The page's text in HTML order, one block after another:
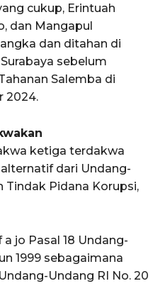
cukup, Erintuah
dan Mangapul
dan ditahan di
sebelum
Salemba di
2024.
ketiga terdakwa
dari Undang-
Tindak Pidana Korupsi,
a jo Pasal 18 Undang-
1999 sebagaimana
Undang RI No. 20